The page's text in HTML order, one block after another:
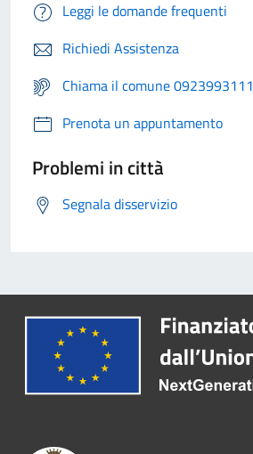
Leggi le domande frequenti
Richiedi Assistenza
Chiama il comune 0923993111
Prenota un appuntamento
Problemi in città
Segnala disservizio